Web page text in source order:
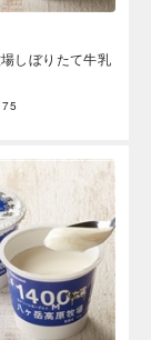
しぼりたて牛乳
75